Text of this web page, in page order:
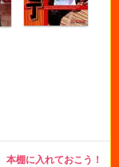
本棚に入れておこう！